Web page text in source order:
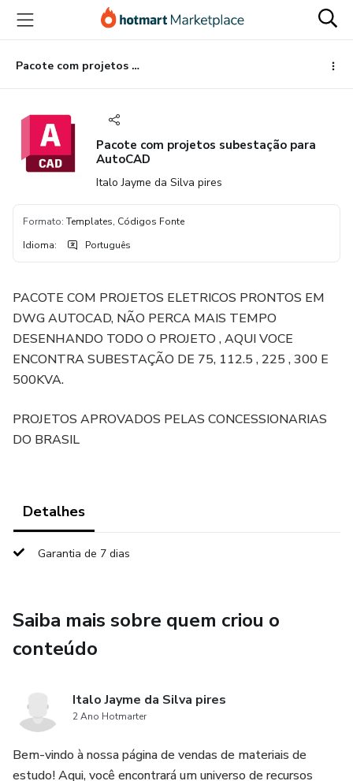
para
conteúdo
principal
para
pagamento
para
rodapé
Pacote com projetos subestação para AutoCAD
Pacote com projetos subestação para
AutoCAD
Italo Jayme da Silva pires
Formato: Templates, Códigos Fonte
Idioma: Português
PACOTE COM PROJETOS ELETRICOS PRONTOS EM
DWG AUTOCAD, NÃO PERCA MAIS TEMPO
DESENHANDO TODO O PROJETO , AQUI VOCE
ENCONTRA SUBESTAÇÃO DE 75, 112.5 , 225 , 300 E
500KVA.
PROJETOS APROVADOS PELAS CONCESSIONARIAS
DO BRASIL
Detalhes
Garantia de 7 dias
Saiba mais sobre quem criou o
conteúdo
Italo Jayme da Silva pires
2 Ano Hotmarter
Bem-vindo à nossa página de vendas de materiais de
estudo! Aqui, você encontrará um universo de recursos